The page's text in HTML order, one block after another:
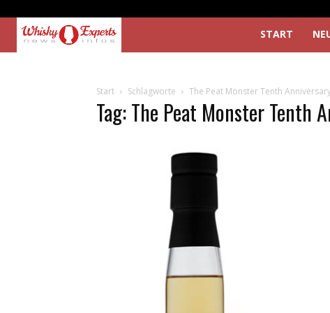
START
Start Schlagworte The Peat Monster Tenth
Tag: The Peat Monster Tenth